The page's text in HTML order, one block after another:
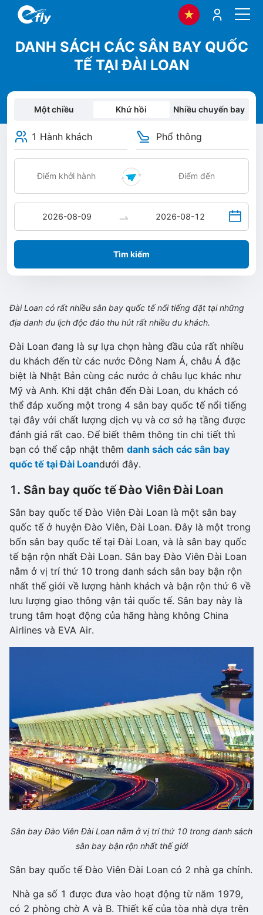
DANH SÁCH CÁC SÂN BAY QUỐC
TẾ TẠI ĐÀI LOAN
Một chiều Khứ hồi Nhiều chuyến bay
1 Hành khách Phổ thông
Tìm kiếm
Đài Loan có rất nhiều sân bay quốc tế nổi tiếng đặt tại những
địa danh du lịch độc đáo thu hút rất nhiều du khách.
Đài Loan đang là sự lựa chọn hàng đầu của rất nhiều
du khách đến từ các nước Đông Nam Á, châu Á đặc
biệt là Nhật Bản cùng các nước ở châu lục khác như
Mỹ và Anh. Khi dặt chân đến Đài Loan, du khách có
thể đáp xuống một trong 4 sân bay quốc tế nổi tiếng
tại đây với chất lượng dịch vụ và cơ sở hạ tầng được
đánh giá rất cao. Để biết thêm thông tin chi tiết thì
bạn có thể cập nhật thêm danh sách các sân bay
quốc tế tại Đài Loandưới đây.
1 . Sân bay quốc tế Đào Viên Đài Loan
Sân bay quốc tế Đào Viên Đài Loan là một sân bay
quốc tế ở huyện Đào Viên, Đài Loan. Đây là một trong
bốn sân bay quốc tế tại Đài Loan, và là sân bay quốc
tế bận rộn nhất Đài Loan. Sân bay Đào Viên Đài Loan
nằm ở vị trí thứ 10 trong danh sách sân bay bận rộn
nhất thế giới về lượng hành khách và bận rộn thứ 6 về
lưu lượng giao thông vận tải quốc tế. Sân bay này là
trung tâm hoạt động của hãng hàng không China
Airlines và EVA Air.
Sân bay Đào Viên Đài Loan nằm ở vị trí thứ 10 trong danh sách
sân bay bận rộn nhất thế giới
Sân bay quốc tế Đào Viên Đài Loan có 2 nhà ga chính.
Nhà ga số 1 được đưa vào hoạt động từ năm 1979,
có 2 phòng chờ A và B. Thiết kế của tòa nhà dựa trên